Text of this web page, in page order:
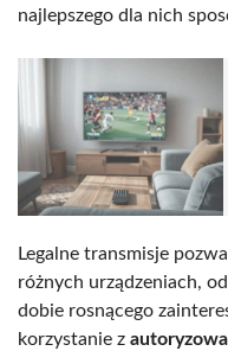
najlepszego dla nich
Legalne transmisje
różnych urządzeniach,
dobie rosnącego
korzystanie z